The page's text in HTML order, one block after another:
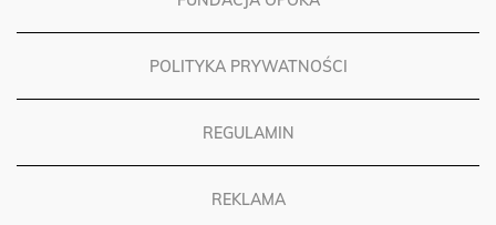
FUNDACJA OPOKA
POLITYKA PRYWATNOŚCI
REGULAMIN
REKLAMA